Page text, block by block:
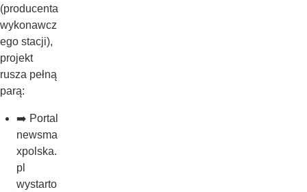
(producenta
wykonawcz
ego stacji),
projekt
rusza pełną
parą:
➡️ Portal
newsma
xpolska.
pl
wystarto